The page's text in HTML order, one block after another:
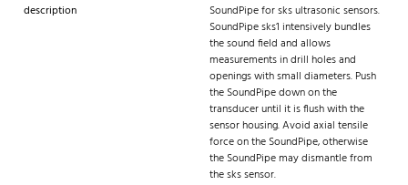
description
SoundPipe for sks ultrasonic sensors.
SoundPipe sks1 intensively bundles
the sound field and allows
measurements in drill holes and
openings with small diameters. Push
the SoundPipe down on the
transducer until it is flush with the
sensor housing. Avoid axial tensile
force on the SoundPipe, otherwise
the SoundPipe may dismantle from
the sks sensor.